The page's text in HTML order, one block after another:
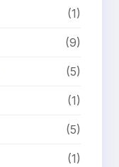
(1)
(9)
(5)
(1)
(5)
(1)